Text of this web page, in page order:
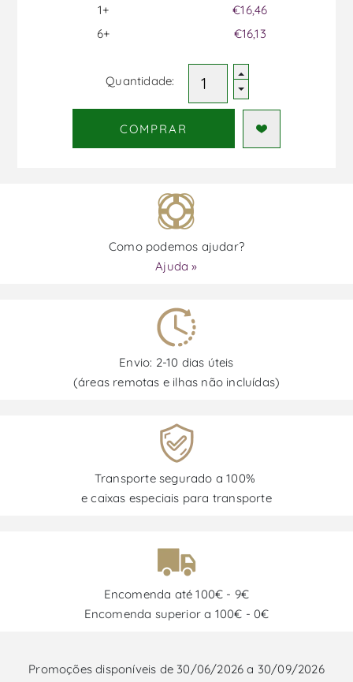
1+
6+
€16,46
€16,13
Quantidade:
COMPRAR
Como podemos ajudar?
Ajuda »
Envio: 2-10 dias úteis
(áreas remotas e ilhas não incluídas)
Transporte segurado a 100%
e caixas especiais para transporte
Encomenda até 100€ - 9€
Encomenda superior a 100€ - 0€
Promoções disponíveis de 30/06/2026 a 30/09/2026